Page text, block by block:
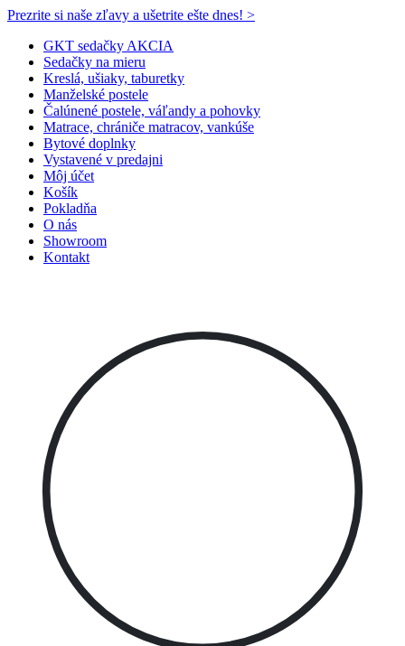
Prezrite si naše zľavy a ušetrite ešte dnes! >​
GKT sedačky AKCIA
Sedačky na mieru
Kreslá, ušiaky, taburetky
Manželské postele
Čalúnené postele, váľandy a pohovky
Matrace, chrániče matracov, vankúše
Bytové doplnky
Vystavené v predajni
Môj účet
Košík
Pokladňa
O nás
Showroom
Kontakt